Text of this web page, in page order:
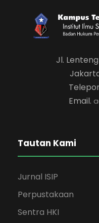
Jl.
Email.
Tautan Kami
Jurnal ISIP
Perpustakaan
Sentra HKI